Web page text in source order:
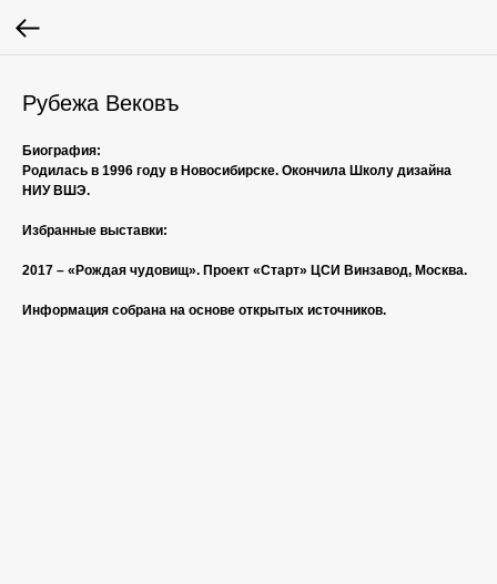
Рубежа Вековъ
Биография:
Родилась в 1996 году в Новосибирске. Окончила Школу дизайна
НИУ ВШЭ.
Избранные выставки:
2017 – «Рождая чудовищ». Проект «Старт» ЦСИ Винзавод, Москва.
Информация собрана на основе открытых источников.